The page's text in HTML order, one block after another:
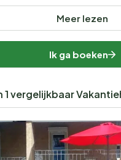
Meer lezen
Ik ga boeken
1 vergelijkbaar